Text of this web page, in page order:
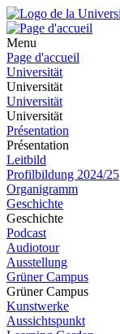
Menu
Page d'accueil
Universität
Universität
Universität
Universität
Présentation
Présentation
Leitbild
Profilbildung 2024/25
Organigramm
Geschichte
Geschichte
Podcast
Audiotour
Ausstellung
Grüner Campus
Grüner Campus
Kunstwerke
Aussichtspunkt